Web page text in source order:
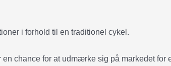
i forhold til en traditionel cykel.
chance for at udmærke sig på markedet